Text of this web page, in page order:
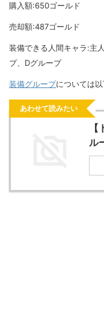
購入額:650ゴールド
売却額:487ゴールド
装備できる人間キャラ:主
プ、Dグループ
装備グループについては
あわせて読みたい
ル